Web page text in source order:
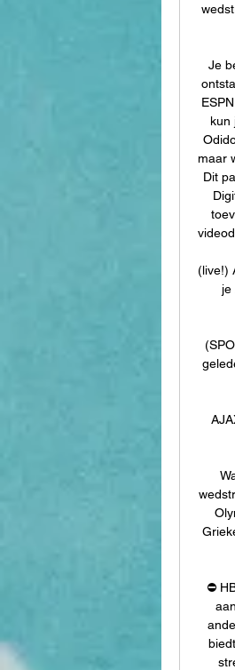
Je
kun
maar
Dit
(live!)
je
⛔️